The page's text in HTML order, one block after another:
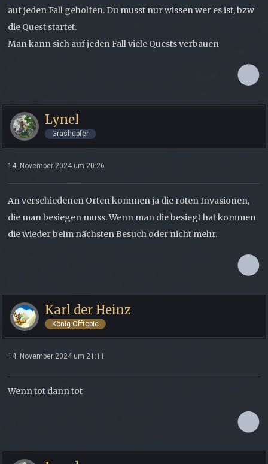
auf jeden Fall geholfen. Du musst nur wissen wer es ist, bzw
die Quest startet.
Man kann sich auf jeden Fall viele Quests verbauen
Lynel
Grashüpfer
14. November 2024 um 20:26
An verschiedenen Orten kommen ja die roten Invasionen,
die man besiegen muss. Wenn man die besiegt hat kommen
die wieder beim nächsten Besuch oder nicht mehr.
Karl der Heinz
König Offtopic
14. November 2024 um 21:11
Wenn tot dann tot